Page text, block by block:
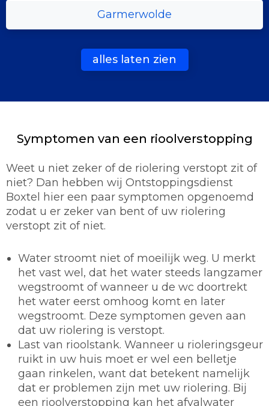
Garmerwolde
alles laten zien
Symptomen van een rioolverstopping
Weet u niet zeker of de riolering verstopt zit of
niet? Dan hebben wij Ontstoppingsdienst
Boxtel hier een paar symptomen opgenoemd
zodat u er zeker van bent of uw riolering
verstopt zit of niet.
Water stroomt niet of moeilijk weg. U merkt
het vast wel, dat het water steeds langzamer
wegstroomt of wanneer u de wc doortrekt
het water eerst omhoog komt en later
wegstroomt. Deze symptomen geven aan
dat uw riolering is verstopt.
Last van rioolstank. Wanneer u rioleringsgeur
ruikt in uw huis moet er wel een belletje
gaan rinkelen, want dat betekent namelijk
dat er problemen zijn met uw riolering. Bij
een rioolverstopping kan het afvalwater